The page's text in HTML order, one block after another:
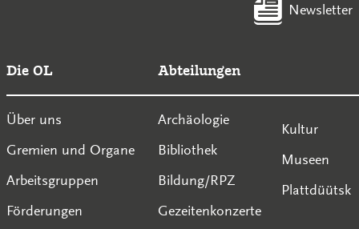
Newsletter
Die OL
Über uns
Gremien und Organe
Arbeitsgruppen
Förderungen
Abteilungen
Archäologie
Bibliothek
Bildung/RPZ
Gezeitenkonzerte
Kultur
Museen
Plattdüütsk